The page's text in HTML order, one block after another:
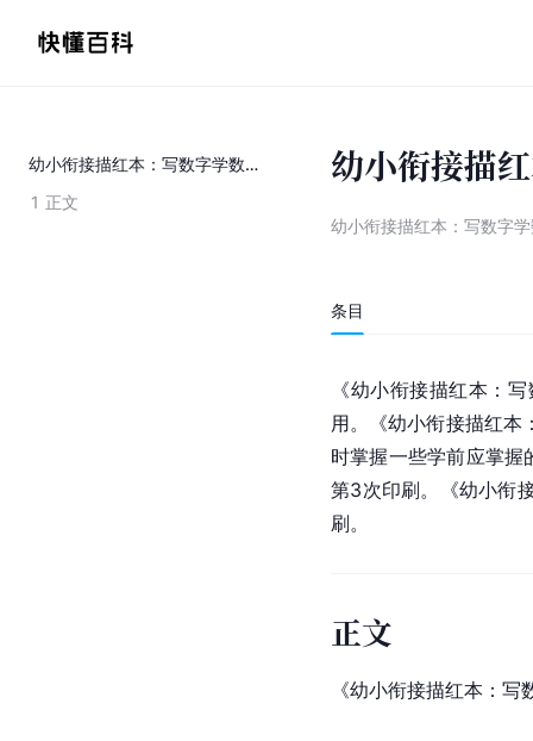
幼小衔接描红本：写数字学数学1
1 正文
幼小衔接描
幼小衔接描红本：写数字
条目
《幼小衔接描红本：
用。《幼小衔接描红本
时掌握一些学前应掌
第3次印刷。《幼小衔
刷。
正文
《幼小衔接描红本：